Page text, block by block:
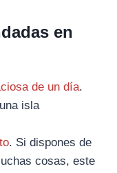
en
de un día.
isla
. Si dispones de
cosas, este